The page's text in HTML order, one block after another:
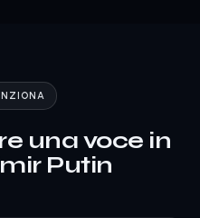
una voce in
Putin